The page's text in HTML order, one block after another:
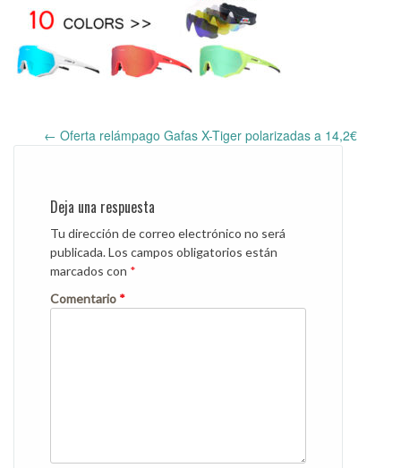
Post
← Oferta relámpago Gafas X-Tiger polarizadas a 14,2€
Deja una respuesta
Tu dirección de correo electrónico no será
publicada.Los campos obligatorios están
marcados con *
Comentario *